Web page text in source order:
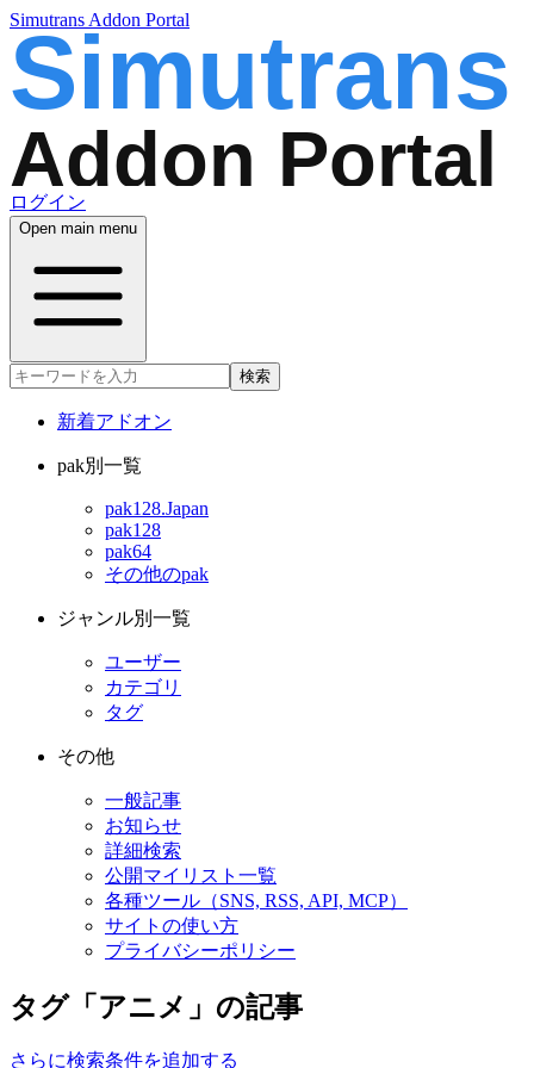
Simutrans Addon Portal
ログイン
Open main menu
検索
新着アドオン
pak別一覧
pak128.Japan
pak128
pak64
その他のpak
ジャンル別一覧
ユーザー
カテゴリ
タグ
その他
一般記事
お知らせ
詳細検索
公開マイリスト一覧
各種ツール（SNS, RSS, API, MCP）
サイトの使い方
プライバシーポリシー
タグ「アニメ」の記事
さらに検索条件を追加する